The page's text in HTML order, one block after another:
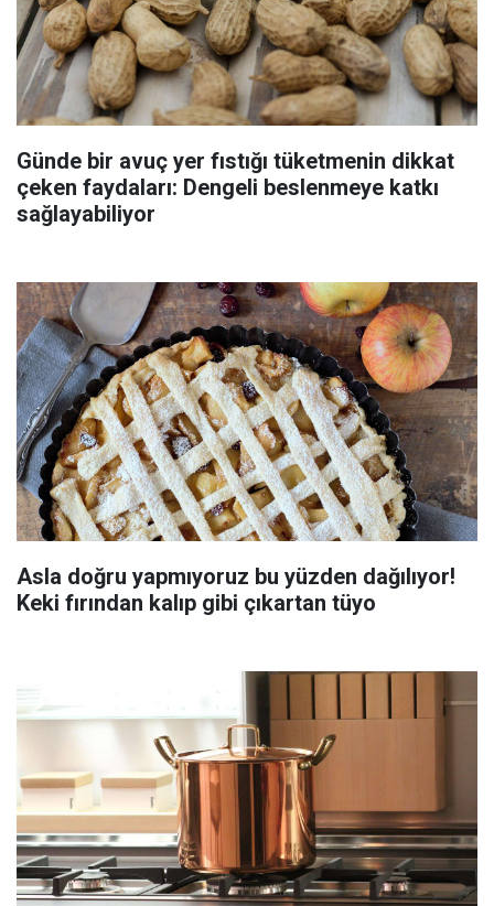
Günde bir avuç yer fıstığı tüketmenin dikkat
çeken faydaları: Dengeli beslenmeye katkı
sağlayabiliyor
Asla doğru yapmıyoruz bu yüzden dağılıyor!
Keki fırından kalıp gibi çıkartan tüyo